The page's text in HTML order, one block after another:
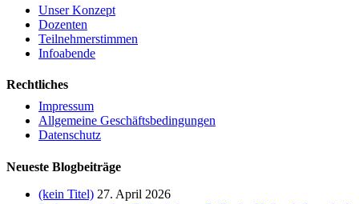
Unser Konzept
Dozenten
Teilnehmerstimmen
Infoabende
Rechtliches
Impressum
Allgemeine Geschäftsbedingungen
Datenschutz
Neueste Blogbeiträge
(kein Titel) 27. April 2026